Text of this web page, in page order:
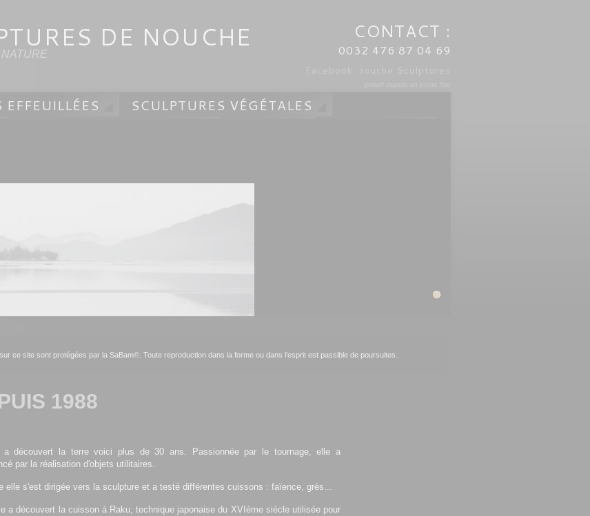
DE NOUCHE CONTACT :
0032 476 87 04 69
EFFEUILLÉES
SCULPTURES VÉGÉTALES
ce site sont protégées par la SaBam©. Toute reproduction dans la forme ou dans l'esprit est passible de poursuites.
1988
a découvert la terre voici plus de 30 ans. Passionnée par le tournage, elle a
par la réalisation d'objets utilitaires.
elle s'est dirigée vers la sculpture et a testé différentes cuissons : faïence, grès...
a découvert la cuisson à Raku, technique japonaise du XVIème siècle utilisée pour